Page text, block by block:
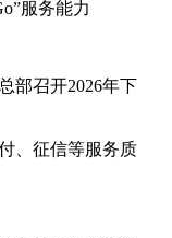
服务能力
部召开2026年下
、征信等服务质